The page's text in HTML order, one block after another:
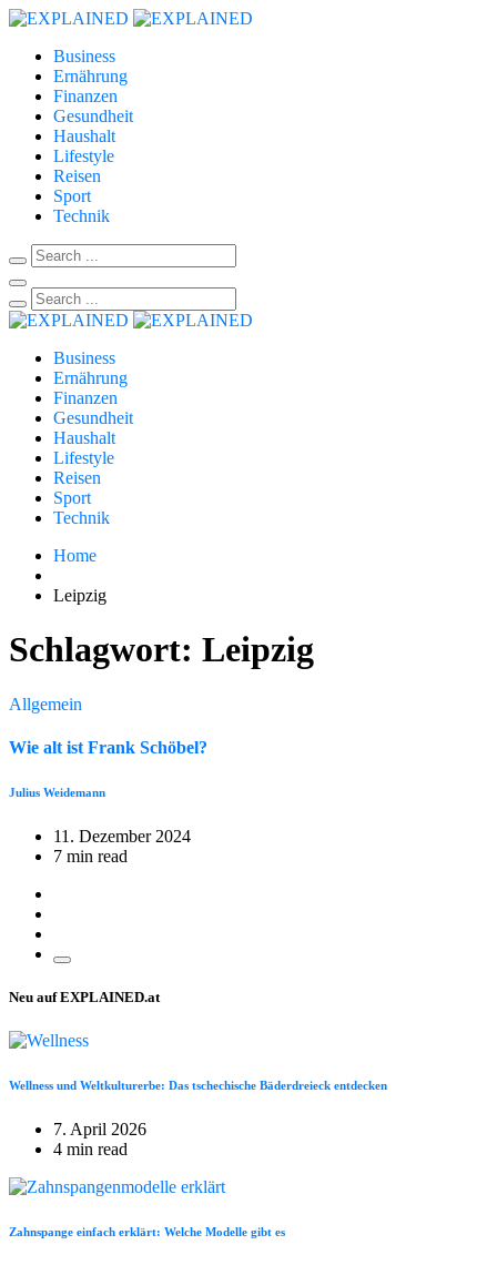
Business
Ernährung
Finanzen
Gesundheit
Haushalt
Lifestyle
Reisen
Sport
Technik
Business
Ernährung
Finanzen
Gesundheit
Haushalt
Lifestyle
Reisen
Sport
Technik
Home
Leipzig
Schlagwort: Leipzig
Allgemein
Wie alt ist Frank Schöbel?
Julius Weidemann
11. Dezember 2024
7 min read
Neu auf EXPLAINED.at
Wellness und Weltkulturerbe: Das tschechische Bäderdreieck entdecken
7. April 2026
4 min read
Zahnspange einfach erklärt: Welche Modelle gibt es